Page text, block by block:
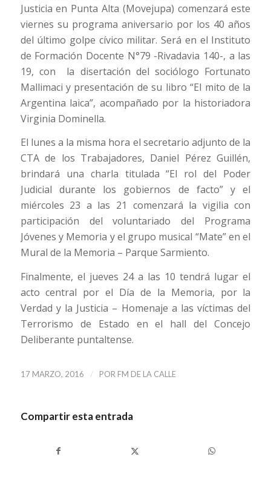
Justicia en Punta Alta (Movejupa) comenzará este
viernes su programa aniversario por los 40 años
del último golpe cívico militar. Será en el Instituto
de Formación Docente N°79 -Rivadavia 140-, a las
19, con la disertación del sociólogo Fortunato
Mallimaci y presentación de su libro “El mito de la
Argentina laica”, acompañado por la historiadora
Virginia Dominella.
El lunes a la misma hora el secretario adjunto de la
CTA de los Trabajadores, Daniel Pérez Guillén,
brindará una charla titulada “El rol del Poder
Judicial durante los gobiernos de facto” y el
miércoles 23 a las 21 comenzará la vigilia con
participación del voluntariado del Programa
Jóvenes y Memoria y el grupo musical “Mate” en el
Mural de la Memoria – Parque Sarmiento.
Finalmente, el jueves 24 a las 10 tendrá lugar el
acto central por el Día de la Memoria, por la
Verdad y la Justicia – Homenaje a las víctimas del
Terrorismo de Estado en el hall del Concejo
Deliberante puntaltense.
17 MARZO, 2016 / POR FM DE LA CALLE
Compartir esta entrada